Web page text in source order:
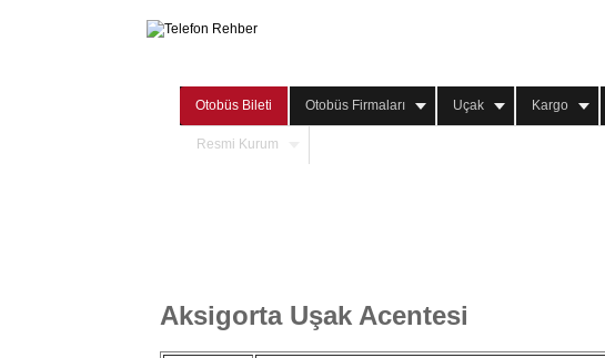
Otobüs Bileti Otobüs Firmaları Uçak Kargo
Resmi Kurum
Aksigorta Uşak Acentesi